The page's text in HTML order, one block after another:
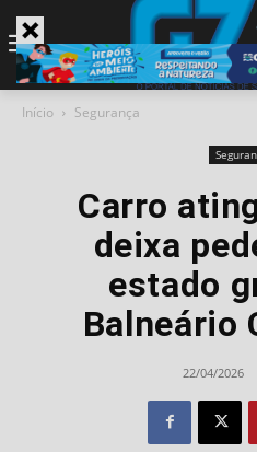
Início Segurança
Carro
deixa
estado
Balneário
22/04/2026